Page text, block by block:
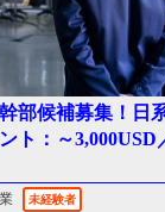
部候補募集！日
ト：～3,000USD
未経験者